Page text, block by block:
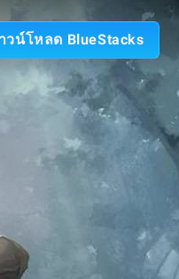
วน์โหลด BlueStacks